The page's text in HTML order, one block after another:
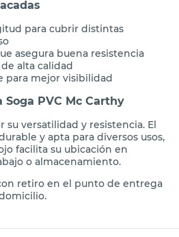
para cubrir distintas
asegura buena resistencia
alta calidad
para mejor visibilidad
PVC Mc Carthy
su versatilidad y resistencia. El
y apta para diversos usos,
facilita su ubicación en
o almacenamiento.
retiro en el punto de entrega